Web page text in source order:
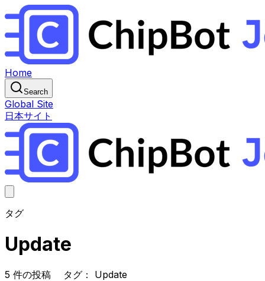
Home
Search
Global Site
日本サイト
タグ
Update
5 件の投稿 タグ： Update